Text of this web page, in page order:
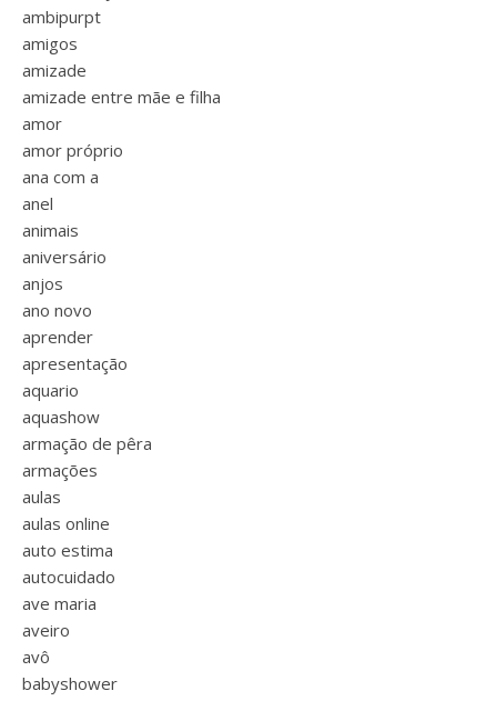
ambipurpt
amigos
amizade
amizade entre mãe e filha
amor
amor próprio
ana com a
anel
animais
aniversário
anjos
ano novo
aprender
apresentação
aquario
aquashow
armação de pêra
armações
aulas
aulas online
auto estima
autocuidado
ave maria
aveiro
avô
babyshower